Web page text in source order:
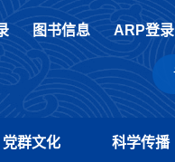
图书信息 ARP登录
党群文化 科学传播